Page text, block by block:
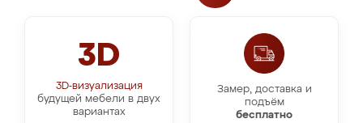
3D
3D-визуализация
будущей мебели в двух
вариантах
Замер, доставка и
подъём
бесплатно